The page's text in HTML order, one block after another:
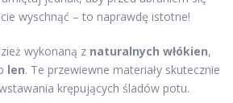
wyschnąć – to naprawdę istotne!
wykonaną z naturalnych włókien,
len. Te przewiewne materiały skutecznie
krępujących śladów potu.